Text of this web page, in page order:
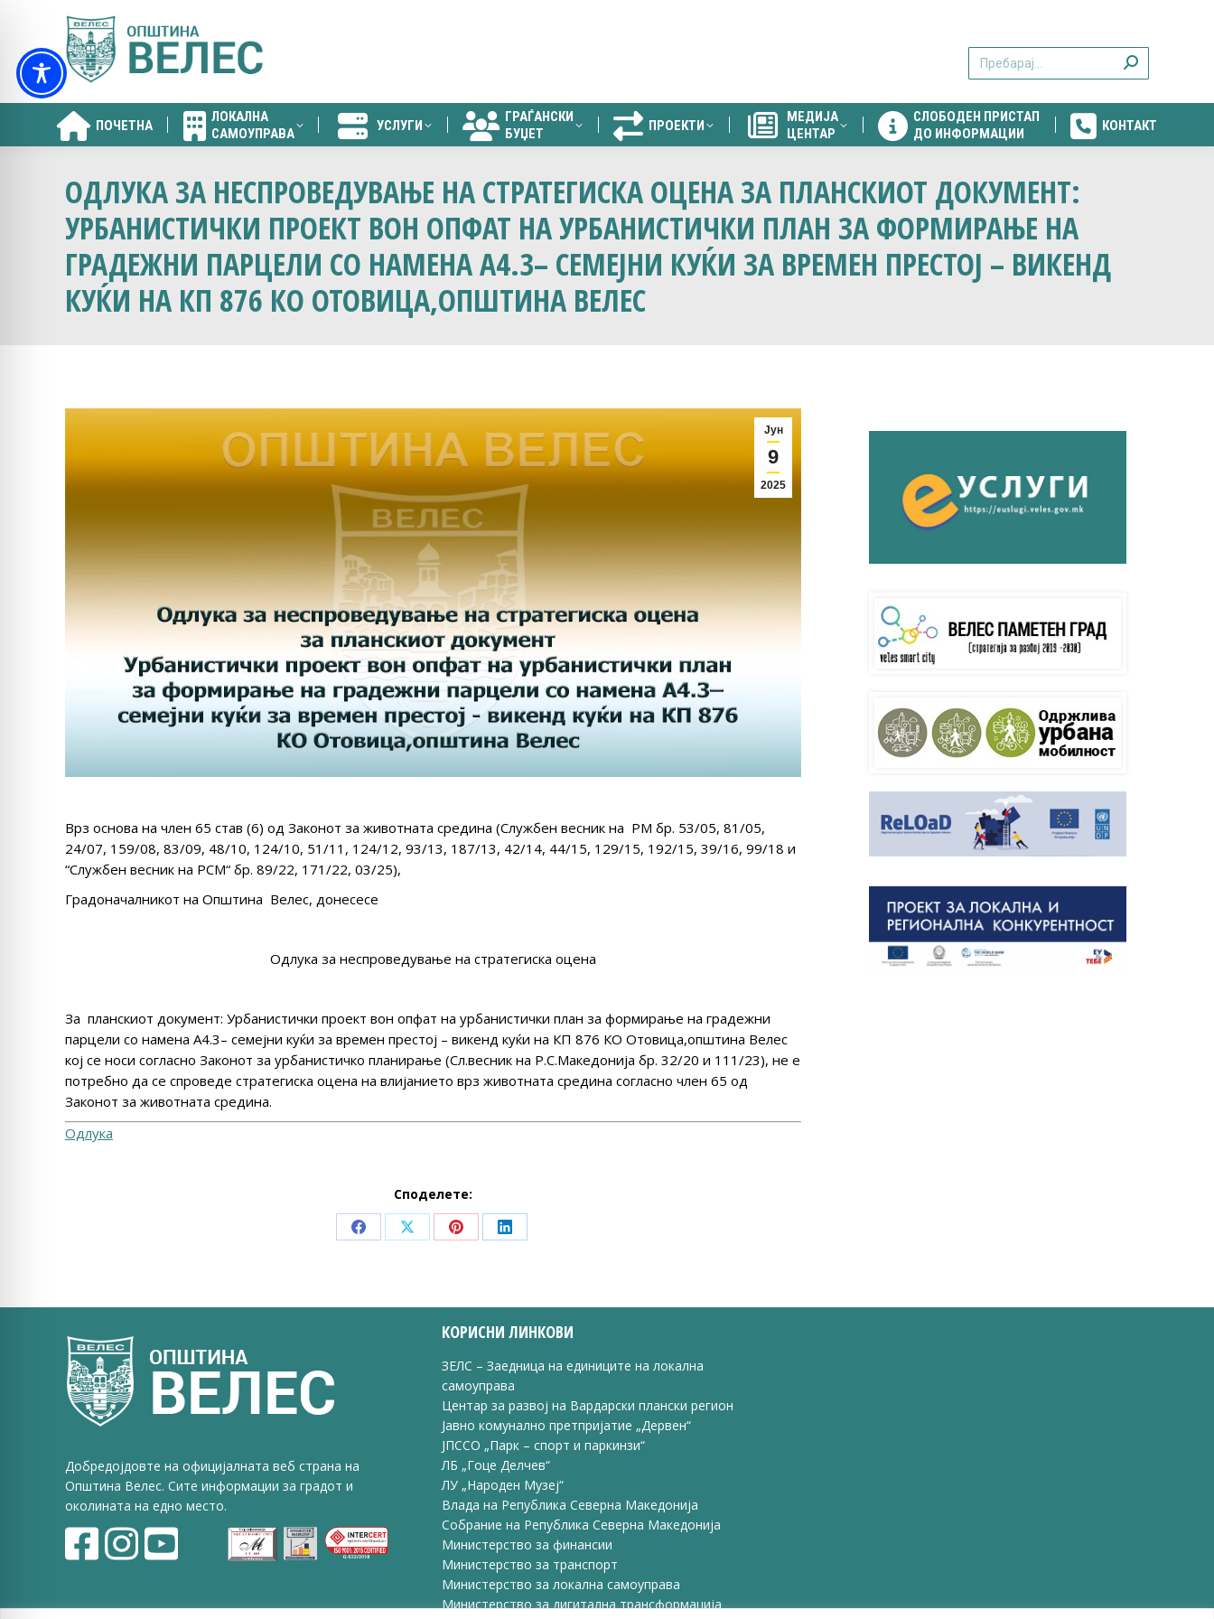
ПОЧЕТНА
ЛОКАЛНА
САМОУПРАВА
УСЛУГИ
ГРАЃАНСКИ
БУЏЕТ
ПРОЕКТИ
МЕДИЈА
ЦЕНТАР
СЛОБОДЕН ПРИСТАП
ДО ИНФОРМАЦИИ
КОНТАКТ
ОДЛУКА ЗА НЕСПРОВЕДУВАЊЕ НА СТРАТЕГИСКА ОЦЕНА ЗА ПЛАНСКИОТ ДОКУМЕНТ:
УРБАНИСТИЧКИ ПРОЕКТ ВОН ОПФАТ НА УРБАНИСТИЧКИ ПЛАН ЗА ФОРМИРАЊЕ НА
ГРАДЕЖНИ ПАРЦЕЛИ СО НАМЕНА А4.3– СЕМЕЈНИ КУЌИ ЗА ВРЕМЕН ПРЕСТОЈ – ВИКЕНД
КУЌИ НА КП 876 КО ОТОВИЦА,ОПШТИНА ВЕЛЕС
Јун
9
2025
Врз основа на член 65 став (6) од Законот за животната средина (Службен весник на РМ бр. 53/05, 81/05,
24/07, 159/08, 83/09, 48/10, 124/10, 51/11, 124/12, 93/13, 187/13, 42/14, 44/15, 129/15, 192/15, 39/16, 99/18 и
“Службен весник на РСМ“ бр. 89/22, 171/22, 03/25),
Градоначалникот на Општина Велес, донесесе
Одлука за неспроведување на стратегиска оцена
За планскиот документ: Урбанистички проект вон опфат на урбанистички план за формирање на градежни
парцели со намена А4.3– семејни куќи за времен престој – викенд куќи на КП 876 КО Отовица,општина Велес
кој се носи согласно Законот за урбанистичко планирање (Сл.весник на Р.С.Македонија бр. 32/20 и 111/23), не е
потребно да се спроведе стратегиска оцена на влијанието врз животната средина согласно член 65 од
Законот за животната средина.
Одлука
Споделете:
Share Share Share Share
Добредојдовте на официјалната веб страна на
Општина Велес. Сите информации за градот и
околината на едно место.
КОРИСНИ ЛИНКОВИ
ЗЕЛС – Заедница на единиците на локална
самоуправа
Центар за развој на Вардарски плански регион
Јавно комунално претпријатие „Дервен“
ЈПССО „Парк – спорт и паркинзи“
ЛБ „Гоце Делчев“
ЛУ „Народен Музеј“
Влада на Република Северна Македонија
Собрание на Република Северна Македонија
Министерство за финансии
Министерство за транспорт
Министерство за локална самоуправа
Министерство за дигитална трансформација
ПОЧЕТНА